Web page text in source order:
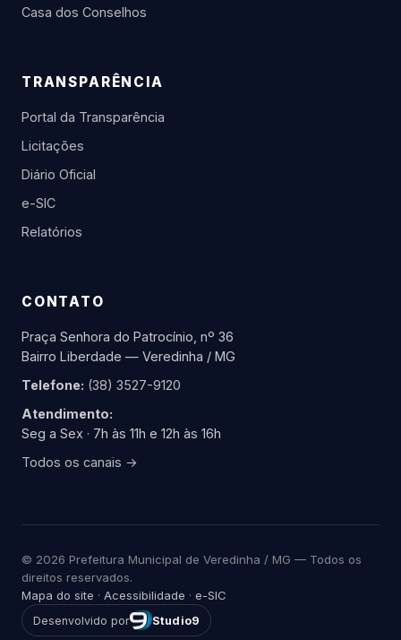
Casa dos Conselhos
TRANSPARÊNCIA
Portal da Transparência
Licitações
Diário Oficial
e-SIC
Relatórios
CONTATO
Praça Senhora do Patrocínio, nº 36
Bairro Liberdade — Veredinha / MG
Telefone: (38) 3527-9120
Atendimento:
Seg a Sex · 7h às 11h e 12h às 16h
Todos os canais →
© 2026 Prefeitura Municipal de Veredinha / MG — Todos os
direitos reservados.
Mapa do site · Acessibilidade · e-SIC
Desenvolvido por Studio9